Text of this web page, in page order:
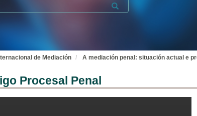
Submit
de Mediación A mediación penal: situación actual e
Procesal Penal